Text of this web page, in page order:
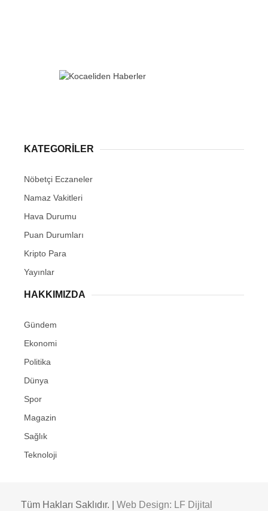
KATEGORİLER
Nöbetçi Eczaneler
Namaz Vakitleri
Hava Durumu
Puan Durumları
Kripto Para
Yayınlar
HAKKIMIZDA
Gündem
Ekonomi
Politika
Dünya
Spor
Magazin
Sağlık
Teknoloji
Tüm Hakları Saklıdır. | Web Design: LF Dijital